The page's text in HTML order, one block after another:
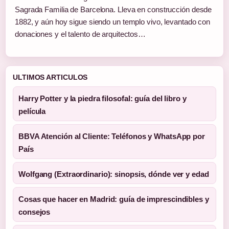
Sagrada Familia de Barcelona. Lleva en construcción desde
1882, y aún hoy sigue siendo un templo vivo, levantado con
donaciones y el talento de arquitectos…
ULTIMOS ARTICULOS
Harry Potter y la piedra filosofal: guía del libro y
película
BBVA Atención al Cliente: Teléfonos y WhatsApp por
País
Wolfgang (Extraordinario): sinopsis, dónde ver y edad
Cosas que hacer en Madrid: guía de imprescindibles y
consejos